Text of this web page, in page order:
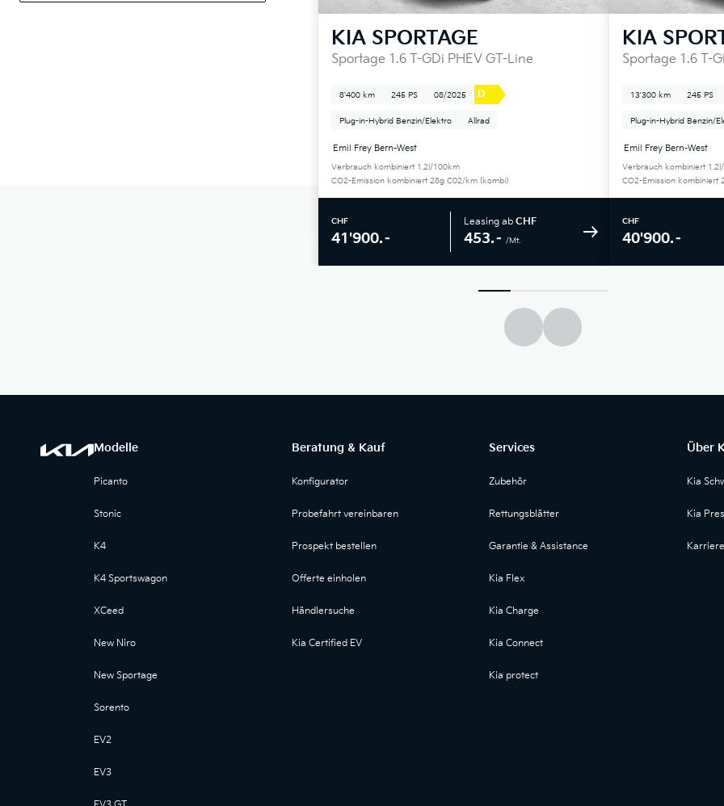
KIA SPORTAGE
Sportage 1.6 T-GDi PHEV GT-Line
8'400 km 245 PS 08/2025 D
Plug-in-Hybrid Benzin/Elektro Allrad
Emil Frey Bern-West
Verbrauch kombiniert 1.2l/100km
CO2-Emission kombiniert 28g C02/km (kombi)
CHF
41'900.–
Leasing ab CHF
453.– /Mt.
KIA
Sportage 1.6 T-
13'300 km 245 PS
Plug-in-Hybrid Benzin/
Emil Frey Bern-West
Verbrauch kombiniert
CO2-Emission kombiniert
CHF
40'900.–
Modelle
Picanto
Stonic
K4
K4 Sportswagon
XCeed
New Niro
New Sportage
Sorento
EV2
EV3
Beratung & Kauf
Konfigurator
Probefahrt vereinbaren
Prospekt bestellen
Offerte einholen
Händlersuche
Kia Certified EV
Services
Zubehör
Rettungsblätter
Garantie & Assistance
Kia Flex
Kia Charge
Kia Connect
Kia protect
Über
Kia
Kia
Karriere